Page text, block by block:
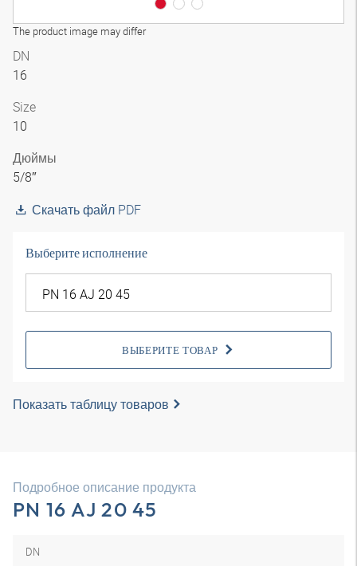
The product image may differ
DN
16
Size
10
Дюймы
5/8″
Скачать файл PDF
Выберите исполнение
ВЫБЕРИТЕ ТОВАР
Показать таблицу товаров
Подробное описание продукта
PN 16 AJ 20 45
DN